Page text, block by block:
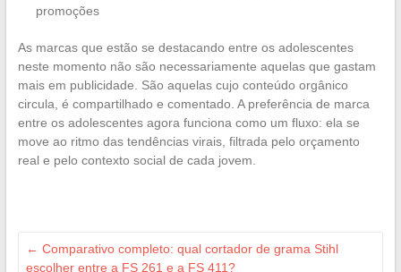
promoções
As marcas que estão se destacando entre os adolescentes
neste momento não são necessariamente aquelas que gastam
mais em publicidade. São aquelas cujo conteúdo orgânico
circula, é compartilhado e comentado. A preferência de marca
entre os adolescentes agora funciona como um fluxo: ela se
move ao ritmo das tendências virais, filtrada pelo orçamento
real e pelo contexto social de cada jovem.
← Comparativo completo: qual cortador de grama Stihl
escolher entre a FS 261 e a FS 411?